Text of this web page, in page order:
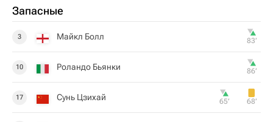
Запасные
3 Майкл Болл 83‎’‎
10 Роландо Бьянки 86‎’‎
17 Сунь Цзихай 65‎’‎ 68‎’‎